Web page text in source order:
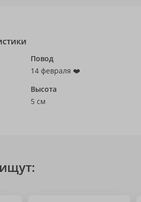
Повод
14 февраля ❤️
Высота
5 см